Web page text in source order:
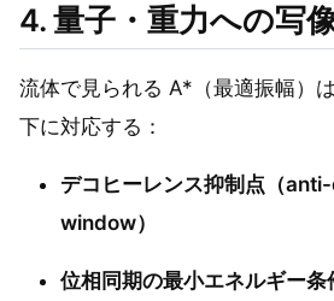
4. 量子・重力への写
流体で見られる A*（最適振幅）
下に対応する：
デコヒーレンス抑制点（
window）
位相同期の最小エネルギー条